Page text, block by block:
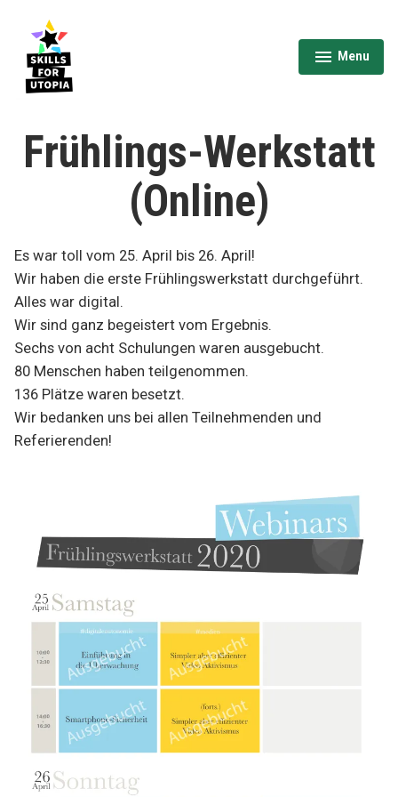
content
Menu
expanded
collapsed
Frühlings-Werkstatt
(Online)
Es war toll vom 25. April bis 26. April!
Wir haben die erste Frühlingswerkstatt durchgeführt.
Alles war digital.
Wir sind ganz begeistert vom Ergebnis.
Sechs von acht Schulungen waren ausgebucht.
80 Menschen haben teilgenommen.
136 Plätze waren besetzt.
Wir bedanken uns bei allen Teilnehmenden und
Referierenden!